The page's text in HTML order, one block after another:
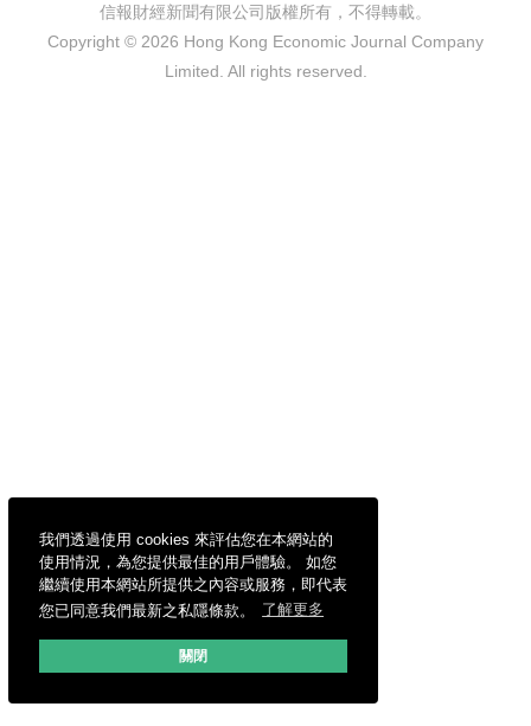
我們透過使用 cookies 來評估您在本網站的
使用情況，為您提供最佳的用戶體驗。 如您
繼續使用本網站所提供之內容或服務，即代表
您已同意我們最新之私隱條款。
了解更多
關閉
信報財經新聞有限公司版權所有，不得轉載。
Copyright © 2026 Hong Kong Economic Journal Company
Limited. All rights reserved.